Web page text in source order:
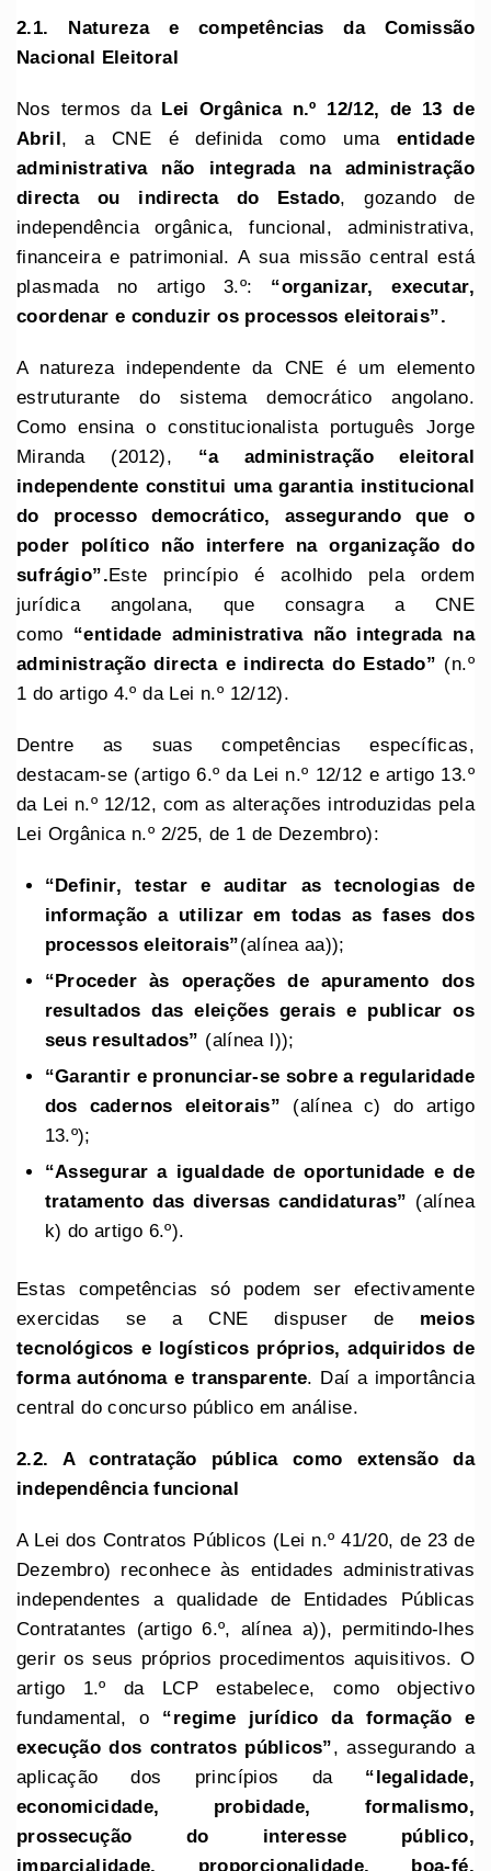
2.1. Natureza e competências da Comissão
Nacional Eleitoral
Nos termos da Lei Orgânica n.º 12/12, de 13 de
Abril, a CNE é definida como uma entidade
administrativa não integrada na administração
directa ou indirecta do Estado, gozando de
independência orgânica, funcional, administrativa,
financeira e patrimonial. A sua missão central está
plasmada no artigo 3.º: “organizar, executar,
coordenar e conduzir os processos eleitorais”.
A natureza independente da CNE é um elemento
estruturante do sistema democrático angolano.
Como ensina o constitucionalista português Jorge
Miranda (2012), “a administração eleitoral
independente constitui uma garantia institucional
do processo democrático, assegurando que o
poder político não interfere na organização do
sufrágio”.Este princípio é acolhido pela ordem
jurídica angolana, que consagra a CNE
como “entidade administrativa não integrada na
administração directa e indirecta do Estado” (n.º
1 do artigo 4.º da Lei n.º 12/12).
Dentre as suas competências específicas,
destacam-se (artigo 6.º da Lei n.º 12/12 e artigo 13.º
da Lei n.º 12/12, com as alterações introduzidas pela
Lei Orgânica n.º 2/25, de 1 de Dezembro):
“Definir, testar e auditar as tecnologias de
informação a utilizar em todas as fases dos
processos eleitorais”(alínea aa));
“Proceder às operações de apuramento dos
resultados das eleições gerais e publicar os
seus resultados” (alínea l));
“Garantir e pronunciar-se sobre a regularidade
dos cadernos eleitorais” (alínea c) do artigo
13.º);
“Assegurar a igualdade de oportunidade e de
tratamento das diversas candidaturas” (alínea
k) do artigo 6.º).
Estas competências só podem ser efectivamente
exercidas se a CNE dispuser de meios
tecnológicos e logísticos próprios, adquiridos de
forma autónoma e transparente. Daí a importância
central do concurso público em análise.
2.2. A contratação pública como extensão da
independência funcional
A Lei dos Contratos Públicos (Lei n.º 41/20, de 23 de
Dezembro) reconhece às entidades administrativas
independentes a qualidade de Entidades Públicas
Contratantes (artigo 6.º, alínea a)), permitindo-lhes
gerir os seus próprios procedimentos aquisitivos. O
artigo 1.º da LCP estabelece, como objectivo
fundamental, o “regime jurídico da formação e
execução dos contratos públicos”, assegurando a
aplicação dos princípios da “legalidade,
economicidade, probidade, formalismo,
prossecução do interesse público,
imparcialidade, proporcionalidade, boa-fé,